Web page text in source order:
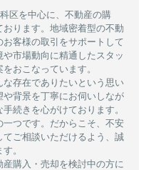
区を中心に、不動産の購
ります。地域密着型の不動
客様の取引をサポートして
市場動向に精通したスタッ
おこなっています。
存在でありたいという思い
背景を丁寧にお伺いしなが
続きを心がけております。
つです。だからこそ、不安
ご相談いただけるよう、誠
。
購入・売却を検討中の方に